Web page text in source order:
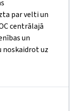
par velti un
centrālajā
un
noskaidrot uz